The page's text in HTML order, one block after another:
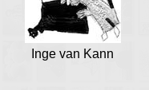
Inge van Kann